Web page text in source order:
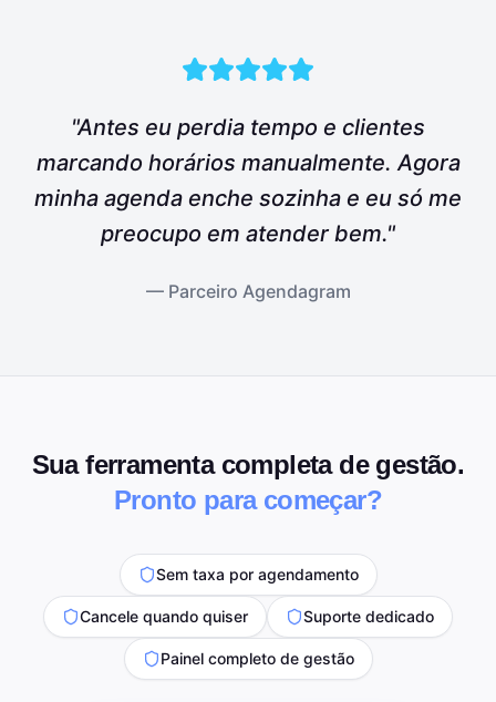
"Antes eu perdia tempo e clientes
marcando horários manualmente. Agora
minha agenda enche sozinha e eu só me
preocupo em atender bem."
— Parceiro Agendagram
Sua ferramenta completa de gestão.
Pronto para começar?
Sem taxa por agendamento
Cancele quando quiser Suporte dedicado
Painel completo de gestão